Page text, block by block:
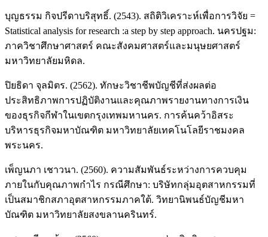
บุญธรรม กิจปรีดาบริสุทธิ์. (2543). สถิติวิเคราะห์เพื่อการวิจัย =
Statistical analysis for research :a step by step approach. นครปฐม:
ภาควิชาศึกษาศาสตร์ คณะสังคมศาสตร์และมนุษยศาสตร์
มหาวิทยาลัยมหิดล.
ปิยธิดา จุลมิตร. (2562). ทักษะวิชาชีพบัญชีที่ส่งผลต่อ
ประสิทธิภาพการปฏิบัติงานและคุณภาพรายงานทางการเงิน
ของธุรกิจกีฬาในเขตกรุงเทพมหานคร. การค้นคว้าอิสระ
บริหารธุรกิจมหาบัณฑิต มหาวิทยาลัยเทคโนโลยีราชมงคล
พระนคร.
เพ็ญนภา เชาวนา. (2560). ความสัมพันธ์ระหว่างการควบคุม
ภายในกับคุณภาพกำไร กรณีศึกษา: บริษัทกลุ่มอุตสาหกรรมที่
เป็นสมาชิกสภาอุตสาหกรรมภาคใต้. วิทยานิพนธ์บัญชีมหา
บัณฑิต มหาวิทยาลัยสงขลานครินทร์.